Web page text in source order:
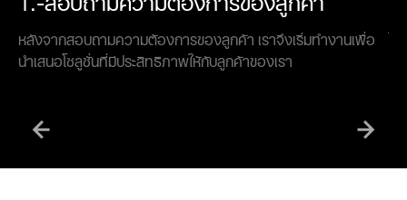
หลังจากสอบถามความต้องการของลูกค้า เราจึงเริ่มทำงานเพื่อ
นำเสนอโซลูชั่นที่มีประสิทธิภาพให้กับลูกค้าของเรา